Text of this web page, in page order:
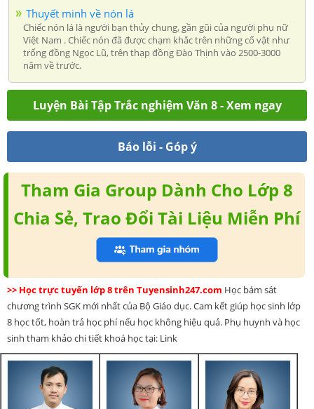
Thuyết minh về nón lá
Chiếc nón lá là người bạn thủy chung, gần gũi của người phụ nữ
Việt Nam . Chiếc nón đã được chạm khắc trên những cổ vật như
trống đồng Ngọc Lũ, trên thạp đồng Đào Thịnh vào 2500-3000
năm về trước.
Luyện Bài Tập Trắc nghiệm Văn 8 - Xem ngay
Báo lỗi - Góp ý
Tham Gia Group Dành Cho Lớp 8
Chia Sẻ, Trao Đổi Tài Liệu Miễn Phí
>> Học trực tuyến lớp 8 trên Tuyensinh247.com Học bám sát
chương trình SGK mới nhất của Bộ Giáo dục. Cam kết giúp học sinh lớp
8 học tốt, hoàn trả học phí nếu học không hiệu quả. Phụ huynh và học
sinh tham khảo chi tiết khoá học tại: Link